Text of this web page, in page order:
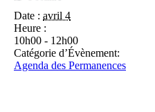
Date : avril 4
Heure :
10h00 - 12h00
Catégorie d’Évènement:
Agenda des Permanences